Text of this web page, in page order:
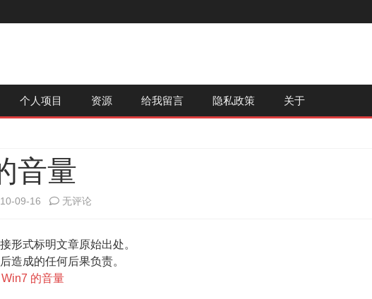
至
个人项目 资源 给我留言 隐私政策 关于
音量
09-16 如
增
大
无评论
形式标明文章原始出处。
造成的任何后果负责。
的音量